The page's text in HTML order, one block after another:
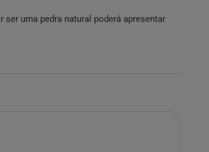
ser uma pedra natural poderá apresentar